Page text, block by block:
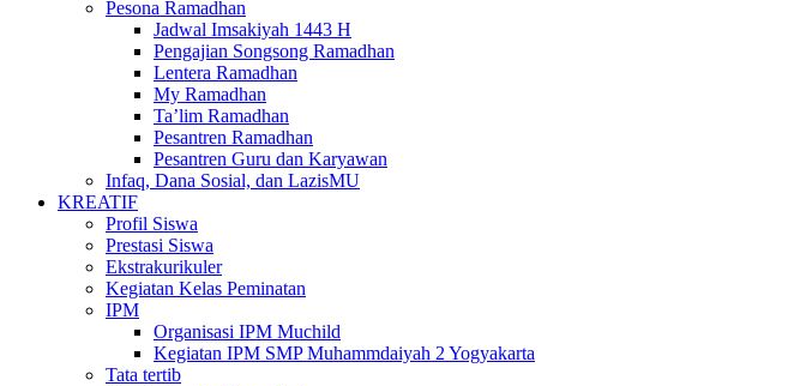
Pesona Ramadhan
Jadwal Imsakiyah 1443 H
Pengajian Songsong Ramadhan
Lentera Ramadhan
My Ramadhan
Ta’lim Ramadhan
Pesantren Ramadhan
Pesantren Guru dan Karyawan
Infaq, Dana Sosial, dan LazisMU
KREATIF
Profil Siswa
Prestasi Siswa
Ekstrakurikuler
Kegiatan Kelas Peminatan
IPM
Organisasi IPM Muchild
Kegiatan IPM SMP Muhammdaiyah 2 Yogyakarta
Tata tertib